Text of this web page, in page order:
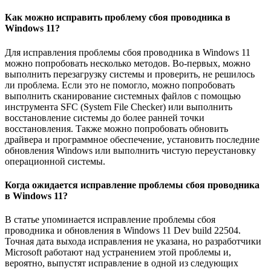
Как можно исправить проблему сбоя проводника в
Windows 11?
Для исправления проблемы сбоя проводника в Windows 11
можно попробовать несколько методов. Во-первых, можно
выполнить перезагрузку системы и проверить, не решилось
ли проблема. Если это не помогло, можно попробовать
выполнить сканирование системных файлов с помощью
инструмента SFC (System File Checker) или выполнить
восстановление системы до более ранней точки
восстановления. Также можно попробовать обновить
драйвера и программное обеспечение, установить последние
обновления Windows или выполнить чистую переустановку
операционной системы.
Когда ожидается исправление проблемы сбоя проводника
в Windows 11?
В статье упоминается исправление проблемы сбоя
проводника и обновления в Windows 11 Dev build 22504.
Точная дата выхода исправления не указана, но разработчики
Microsoft работают над устранением этой проблемы и,
вероятно, выпустят исправление в одной из следующих